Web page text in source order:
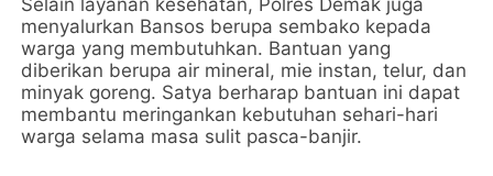
Selain layanan kesehatan, Polres Demak juga
menyalurkan Bansos berupa sembako kepada
warga yang membutuhkan. Bantuan yang
diberikan berupa air mineral, mie instan, telur, dan
minyak goreng. Satya berharap bantuan ini dapat
membantu meringankan kebutuhan sehari-hari
warga selama masa sulit pasca-banjir.